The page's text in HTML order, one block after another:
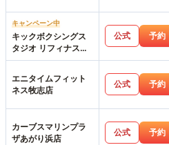
キャンペーン中
キックボクシングス
タジオ リフィナス沖
縄那覇店
公式 予約
エニタイムフィット
ネス牧志店
公式 予約
カーブスマリンプラ
ザあがり浜店
公式 予約